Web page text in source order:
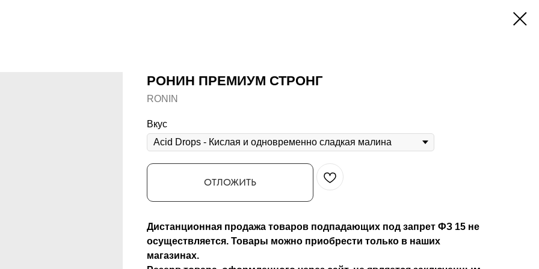
РОНИН ПРЕМИУМ СТРОНГ
RONIN
Вкус
ОТЛОЖИТЬ
Дистанционная продажа товаров подпадающих под запрет ФЗ 15 не
осуществляется. Товары можно приобрести только в наших
магазинах.